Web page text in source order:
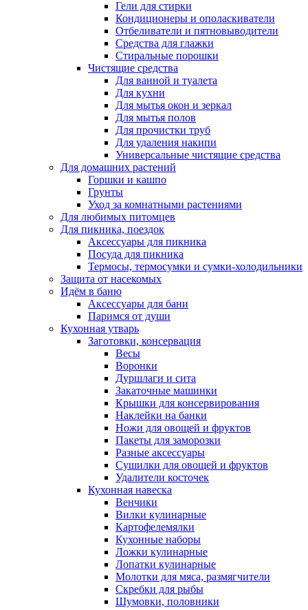
Гели для стирки
Кондиционеры и ополаскиватели
Отбеливатели и пятновыводители
Средства для глажки
Стиральные порошки
Чистящие средства
Для ванной и туалета
Для кухни
Для мытья окон и зеркал
Для мытья полов
Для прочистки труб
Для удаления накипи
Универсальные чистящие средства
Для домашних растений
Горшки и кашпо
Грунты
Уход за комнатными растениями
Для любимых питомцев
Для пикника, поездок
Аксессуары для пикника
Посуда для пикника
Термосы, термосумки и сумки-холодильники
Защита от насекомых
Идём в баню
Аксессуары для бани
Паримся от души
Кухонная утварь
Заготовки, консервация
Весы
Воронки
Дуршлаги и сита
Закаточные машинки
Крышки для консервирования
Наклейки на банки
Ножи для овощей и фруктов
Пакеты для заморозки
Разные аксессуары
Сушилки для овощей и фруктов
Удалители косточек
Кухонная навеска
Венчики
Вилки кулинарные
Картофелемялки
Кухонные наборы
Ложки кулинарные
Лопатки кулинарные
Молотки для мяса, размягчители
Скребки для рыбы
Шумовки, половники